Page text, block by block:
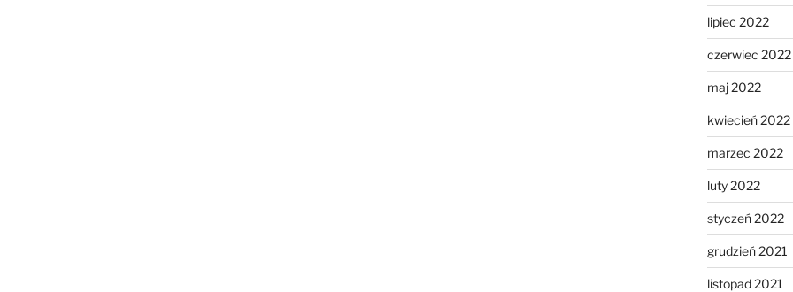
lipiec 2022
czerwiec 2022
maj 2022
kwiecień 2022
marzec 2022
luty 2022
styczeń 2022
grudzień 2021
listopad 2021